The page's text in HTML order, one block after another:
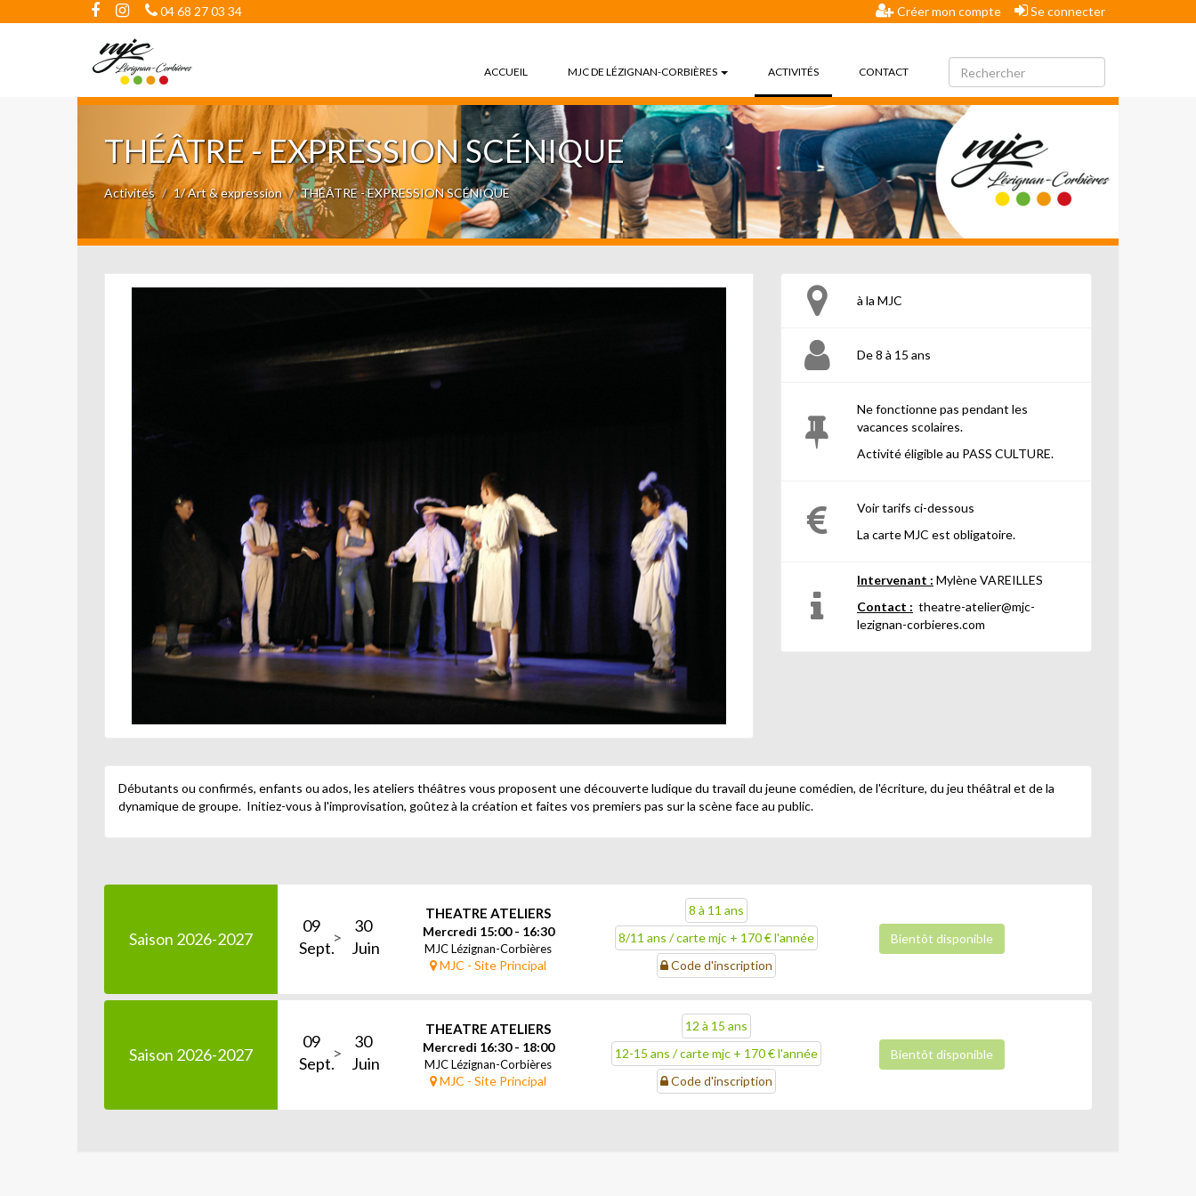
04 68 27 03 34 Créer mon compte Se connecter
ACCUEIL MJC DE LÉZIGNAN-CORBIÈRES ACTIVITÉS(CURRENT)CONTACT
THÉÂTRE - EXPRESSION SCÉNIQUE
Activités 1/ Art & expression THÉÂTRE - EXPRESSION SCÉNIQUE
à la MJC
De 8 à 15 ans
Ne fonctionne pas pendant les
vacances scolaires.
Activité éligible au PASS CULTURE.
Voir tarifs ci-dessous
La carte MJC est obligatoire.
Intervenant : Mylène VAREILLES
Contact : theatre-atelier@mjc-
lezignan-corbieres.com
Débutants ou confirmés, enfants ou ados, les ateliers théâtres vous proposent une découverte ludique du travail du jeune comédien, de l'écriture, du jeu théâtral et de la
dynamique de groupe. Initiez-vous à l'improvisation, goûtez à la création et faites vos premiers pas sur la scène face au public.
Saison 2026-2027
09
Sept.
30
Juin
THEATRE ATELIERS
Mercredi 15:00 - 16:30
MJC Lézignan-Corbières
MJC - Site Principal
8 à 11 ans
8/11 ans / carte mjc + 170 € l'année
Code d'inscription
Bientôt disponible
Saison 2026-2027
09
Sept.
30
Juin
THEATRE ATELIERS
Mercredi 16:30 - 18:00
MJC Lézignan-Corbières
MJC - Site Principal
12 à 15 ans
12-15 ans / carte mjc + 170 € l'année
Code d'inscription
Bientôt disponible